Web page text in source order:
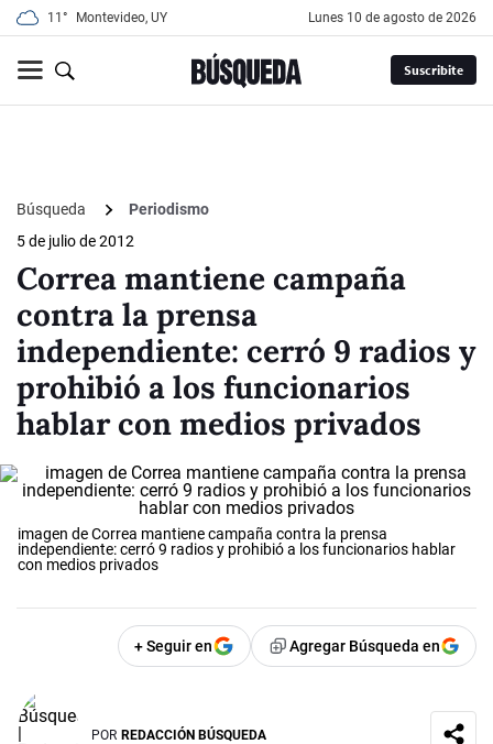
11° Montevideo, UY lunes 10 de agosto de 2026
Suscribite
Búsqueda
Periodismo
5 de julio de 2012
Correa mantiene campaña
contra la prensa
independiente: cerró 9 radios y
prohibió a los funcionarios
hablar con medios privados
imagen de Correa mantiene campaña contra la prensa
independiente: cerró 9 radios y prohibió a los funcionarios hablar
con medios privados
+ Seguir en Agregar Búsqueda en
POR REDACCIÓN BÚSQUEDA